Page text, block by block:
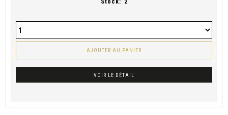
Stock: 2
AJOUTER AU PANIER
VOIR LE DÉTAIL